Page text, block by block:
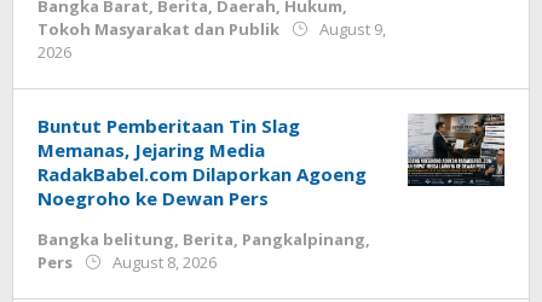
Bangka Barat, Berita, Daerah, Hukum,
Tokoh Masyarakat dan Publik
August 9,
2026
Buntut Pemberitaan Tin Slag
Memanas, Jejaring Media
RadakBabel.com Dilaporkan Agoeng
Noegroho ke Dewan Pers
Bangka belitung, Berita, Pangkalpinang,
Pers
August 8, 2026